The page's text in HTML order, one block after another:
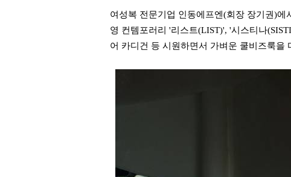
여성복 전문기업 인동에프엔(회장 장기권)에
영 컨템포러리 '리스트(LIST)', '시스티나
어 카디건 등 시원하면서 가벼운 쿨비즈룩을